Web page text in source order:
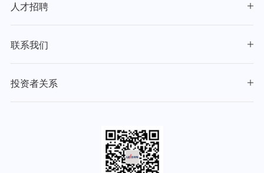
人才招聘
联系我们
投资者关系